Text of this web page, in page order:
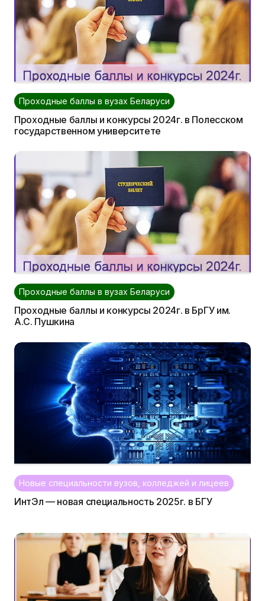
Проходные баллы в вузах Беларуси
Проходные баллы и конкурсы 2024г. в Полесском
государственном университете
Проходные баллы в вузах Беларуси
Проходные баллы и конкурсы 2024г. в БрГУ им.
А.С. Пушкина
Новые специальности вузов, колледжей и лицеев
ИнтЭл — новая специальность 2025г. в БГУ